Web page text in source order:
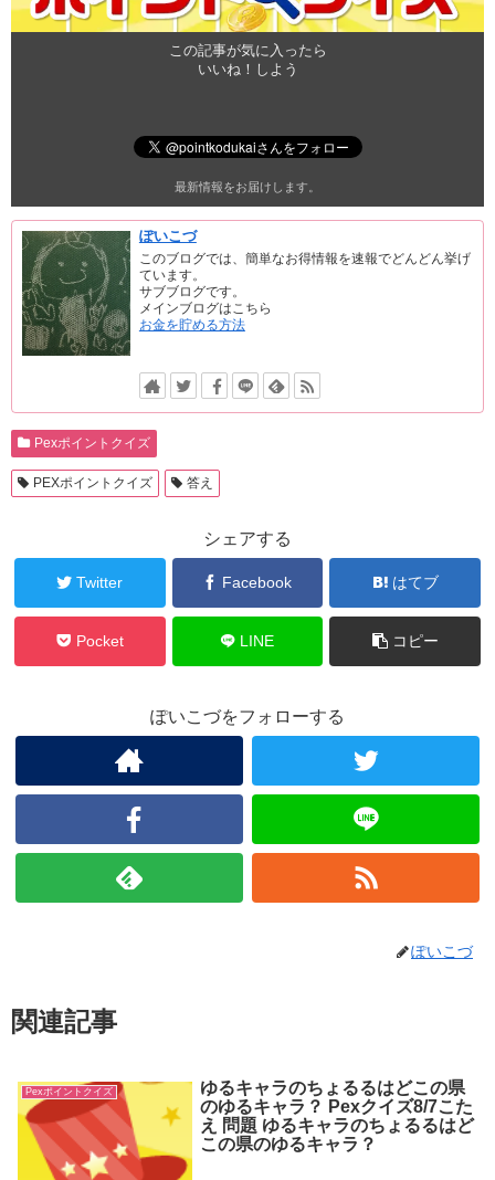
この記事が気に入ったら
いいね！しよう
最新情報をお届けします。
ぽいこづ
このブログでは、簡単なお得情報を速報でどんどん挙げ
ています。
サブブログです。
メインブログはこちら
お金を貯める方法
Pexポイントクイズ
PEXポイントクイズ 答え
シェアする
Twitter Facebook はてブ
Pocket LINE コピー
ぽいこづをフォローする
ぽいこづ
関連記事
Pexポイントクイズ
ゆるキャラのちょるるはどこの県
のゆるキャラ？ Pexクイズ8/7こた
え 問題 ゆるキャラのちょるるはど
この県のゆるキャラ？